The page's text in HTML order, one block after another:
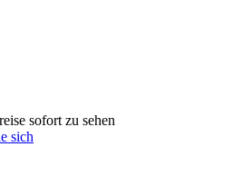
sofort zu sehen
sich